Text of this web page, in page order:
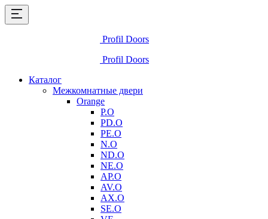
Profil Doors
Profil Doors
Каталог
Межкомнатные двери
Orange
P.O
PD.O
PE.O
N.O
ND.O
NE.O
AP.O
AV.O
AX.O
SE.O